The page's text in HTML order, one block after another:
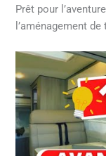
Prêt pour
l’aménagement